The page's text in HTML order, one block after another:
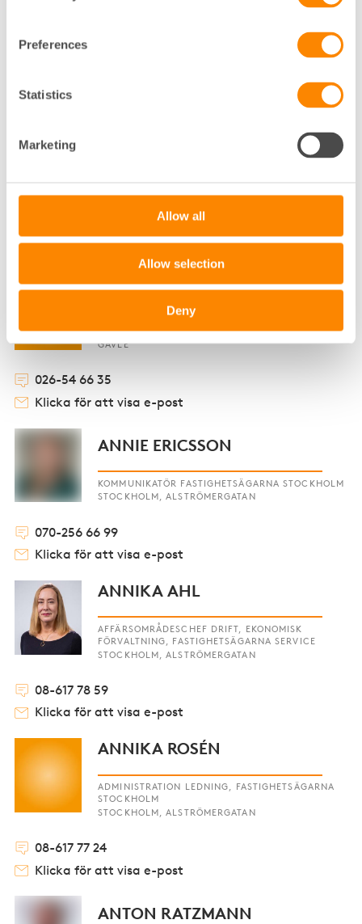
Preferences
Statistics
Marketing
Allow all
Allow selection
Deny
Klicka för att visa e-post
ANNA-KARIN ELFVERSON
ANNA-LENA MALM LARSSON
HYRESADMINISTRATÖR
GÄVLE
026-54 66 35
Klicka för att visa e-post
ANNIE ERICSSON
KOMMUNIKATÖR FASTIGHETSÄGARNA STOCKHOLM
STOCKHOLM, ALSTRÖMERGATAN
070-256 66 99
Klicka för att visa e-post
ANNIKA AHL
AFFÄRSOMRÅDESCHEF DRIFT, EKONOMISK
FÖRVALTNING, FASTIGHETSÄGARNA SERVICE
STOCKHOLM, ALSTRÖMERGATAN
08-617 78 59
Klicka för att visa e-post
ANNIKA ROSÉN
ADMINISTRATION LEDNING, FASTIGHETSÄGARNA
STOCKHOLM
STOCKHOLM, ALSTRÖMERGATAN
08-617 77 24
Klicka för att visa e-post
ANTON RATZMANN